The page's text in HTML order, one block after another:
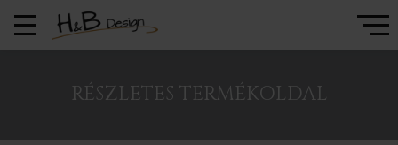
RÉSZLETES TERMÉKOLDAL